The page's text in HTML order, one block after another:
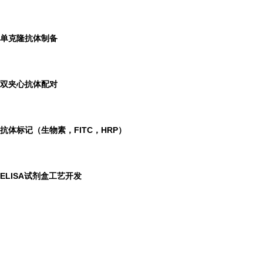
单克隆抗体制备
双夹心抗体配对
抗体标记（生物素，FITC，HRP）
ELISA试剂盒工艺开发